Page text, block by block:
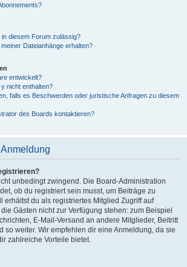
diesem Forum zulässig?
Dateianhänge erhalten?
entwickelt?
nicht enthalten?
falls es Beschwerden oder juristische Anfragen zu diesem
des Boards kontaktieren?
unbedingt zwingend. Die Board-Administration
ob du registriert sein musst, um Beiträge zu
erhältst du als registriertes Mitglied Zugriff auf
Gästen nicht zur Verfügung stehen: zum Beispiel
E-Mail-Versand an andere Mitglieder, Beitritt
so weiter. Wir empfehlen dir eine Anmeldung, da sie
zahlreiche Vorteile bietet.